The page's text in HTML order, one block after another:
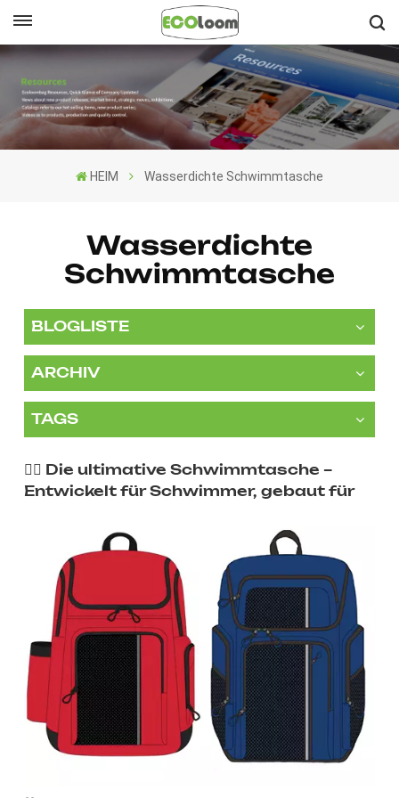
English
Français
Nederlands
HEIM Wasserdichte Schwimmtasche
Wasserdichte
Schwimmtasche
BLOGLISTE
ARCHIV
TAGS
🏊‍♂️ Die ultimative Schwimmtasche –
Entwickelt für Schwimmer, gebaut für